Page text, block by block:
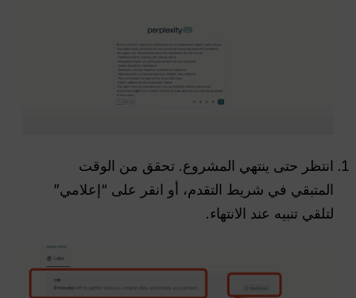
انتظر حتى ينتهي المشروع. تحقق من الوقت
المتبقي في شريط التقدم، أو انقر على “إعلامي”
لتلقي تنبيه عند الانتهاء.